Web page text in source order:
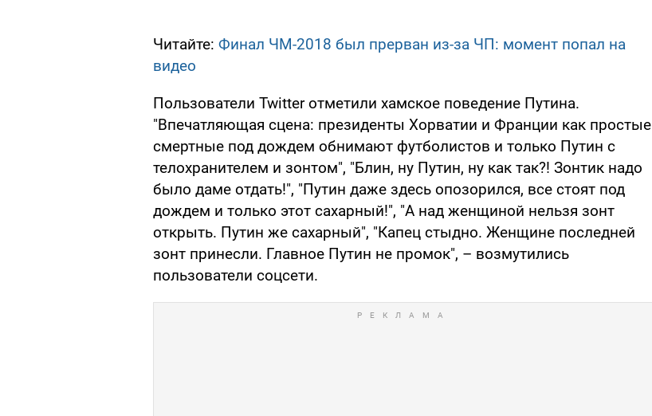
Читайте: Финал ЧМ-2018 был прерван из-за ЧП: момент попал на
видео
Пользователи Twitter отметили хамское поведение Путина.
"Впечатляющая сцена: президенты Хорватии и Франции как простые
смертные под дождем обнимают футболистов и только Путин с
телохранителем и зонтом", "Блин, ну Путин, ну как так?! Зонтик надо
было даме отдать!", "Путин даже здесь опозорился, все стоят под
дождем и только этот сахарный!", "А над женщиной нельзя зонт
открыть. Путин же сахарный", "Капец стыдно. Женщине последней
зонт принесли. Главное Путин не промок", – возмутились
пользователи соцсети.